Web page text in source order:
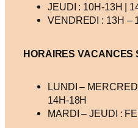
JEUDI : 10H-13H |
VENDREDI : 13H –
HORAIRES VACANCES
LUNDI –
14H-18H
MARDI – JEUDI :